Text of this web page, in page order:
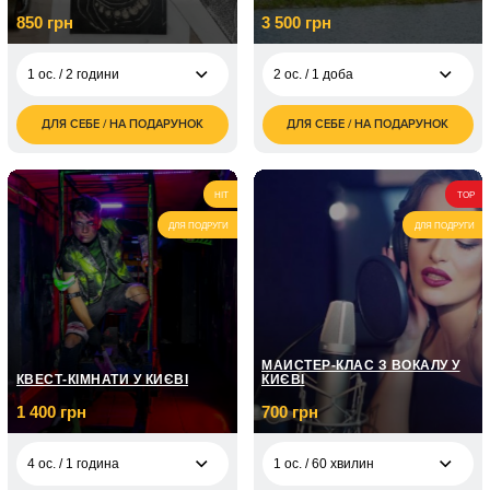
850 грн
1 ос. / 2 години
850
грн
2 ос. / 2 години
1 700
грн
ДЛЯ СЕБЕ / НА ПОДАРУНОК
3 500 грн
2 ос. / 1 доба
3 500
грн
7 000
грн
ДЛЯ СЕБЕ / НА ПОДАРУНОК
HIT
ДЛЯ ПОДРУГИ
КВЕСТ-КІМНАТИ У КИЄВІ
1 400 грн
4 ос. / 1 година
TOP
ДЛЯ ПОДРУГИ
МАЙСТЕР-КЛАС З ВОКАЛУ У
КИЄВІ
700 грн
1 ос. / 60 хвилин